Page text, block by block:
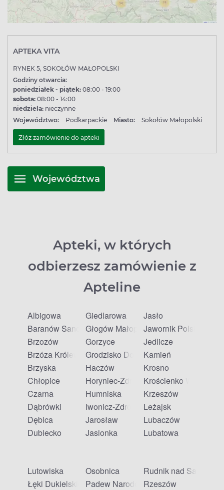
APTEKA VITA
RYNEK 5, SOKOŁÓW MAŁOPOLSKI
Godziny otwarcia:
poniedziałek - piątek: 08:00 - 19:00
sobota: 08:00 - 14:00
niedziela: nieczynne
Województwo:
Podkarpackie Miasto: Sokołów Małopolski
Złóż zamówienie do apteki
Województwa
Apteki, w których
odbierzesz zamówienie z
Apteline
Albigowa
Baranów Sandomierski
Brzozów
Brzóza Królewska
Brzyska
Chłopice
Czarna
Dąbrówki
Dębica
Dubiecko
Giedlarowa
Głogów Małopolski
Gorzyce
Grodzisko Dolne
Haczów
Horyniec-Zdrój
Humniska
Iwonicz-Zdrój
Jarosław
Jasionka
Jasło
Jawornik Polski
Jedlicze
Kamień
Krosno
Krościenko Wyżne
Krzeszów
Leżajsk
Lubaczów
Lubatowa
Lutowiska
Łęki Dukielskie
Osobnica
Padew Narodowa
Rudnik nad Sanem
Rzeszów